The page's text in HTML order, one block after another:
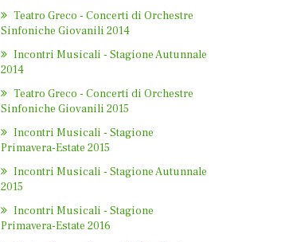
Teatro Greco - Concerti di Orchestre
Sinfoniche Giovanili 2014
Incontri Musicali - Stagione Autunnale
2014
Teatro Greco - Concerti di Orchestre
Sinfoniche Giovanili 2015
Incontri Musicali - Stagione
Primavera-Estate 2015
Incontri Musicali - Stagione Autunnale
2015
Incontri Musicali - Stagione
Primavera-Estate 2016